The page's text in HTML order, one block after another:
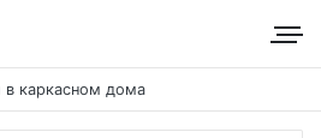
в каркасном дома